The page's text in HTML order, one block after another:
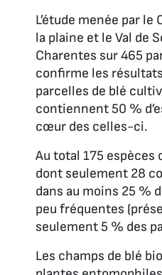
L’étude menée par le
la plaine et le Val de
Charentes sur 465
confirme les
parcelles de blé
contiennent 50 %
cœur des celles-ci.
Au total 175
dont seulement 28
dans au moins 25 %
peu fréquentes
seulement 5 % des
Les champs de blé